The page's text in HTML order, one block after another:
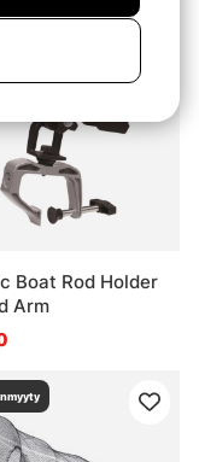
Boat Rod Holder
Arm